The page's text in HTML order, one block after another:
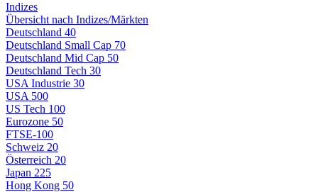
Indizes
Übersicht nach Indizes/Märkten
Deutschland 40
Deutschland Small Cap 70
Deutschland Mid Cap 50
Deutschland Tech 30
USA Industrie 30
USA 500
US Tech 100
Eurozone 50
FTSE-100
Schweiz 20
Österreich 20
Japan 225
Hong Kong 50